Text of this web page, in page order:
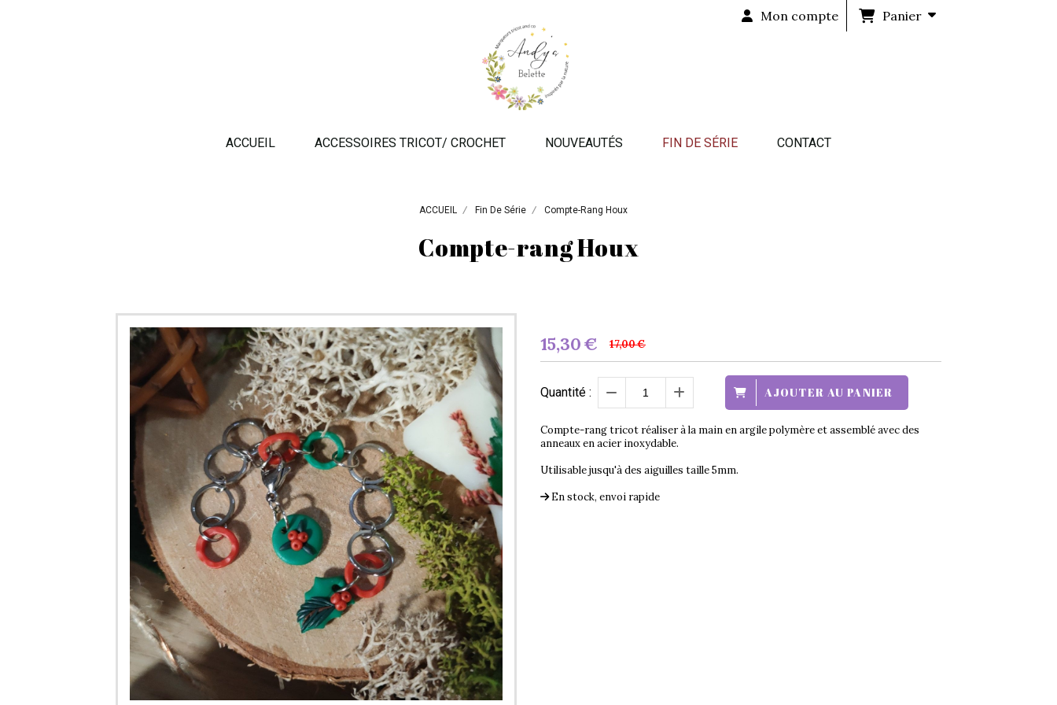
Mon compte Panier
ACCUEIL ACCESSOIRES TRICOT/ CROCHET NOUVEAUTÉS FIN DE SÉRIE CONTACT
ACCUEIL Fin De Série Compte-Rang Houx
Compte-rang Houx
15,30€ 17,00€
Quantité : AJOUTER AU PANIER
Compte-rang tricot réaliser à la main en argile polymère et assemblé avec des
anneaux en acier inoxydable.
Utilisable jusqu'à des aiguilles taille 5mm.
En stock, envoi rapide